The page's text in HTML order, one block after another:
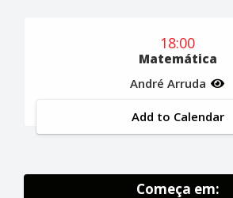
18:00
Matemática
André Arruda
Add to Calendar
Começa em: